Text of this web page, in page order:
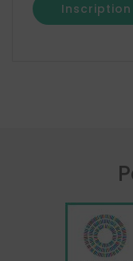
Inscription